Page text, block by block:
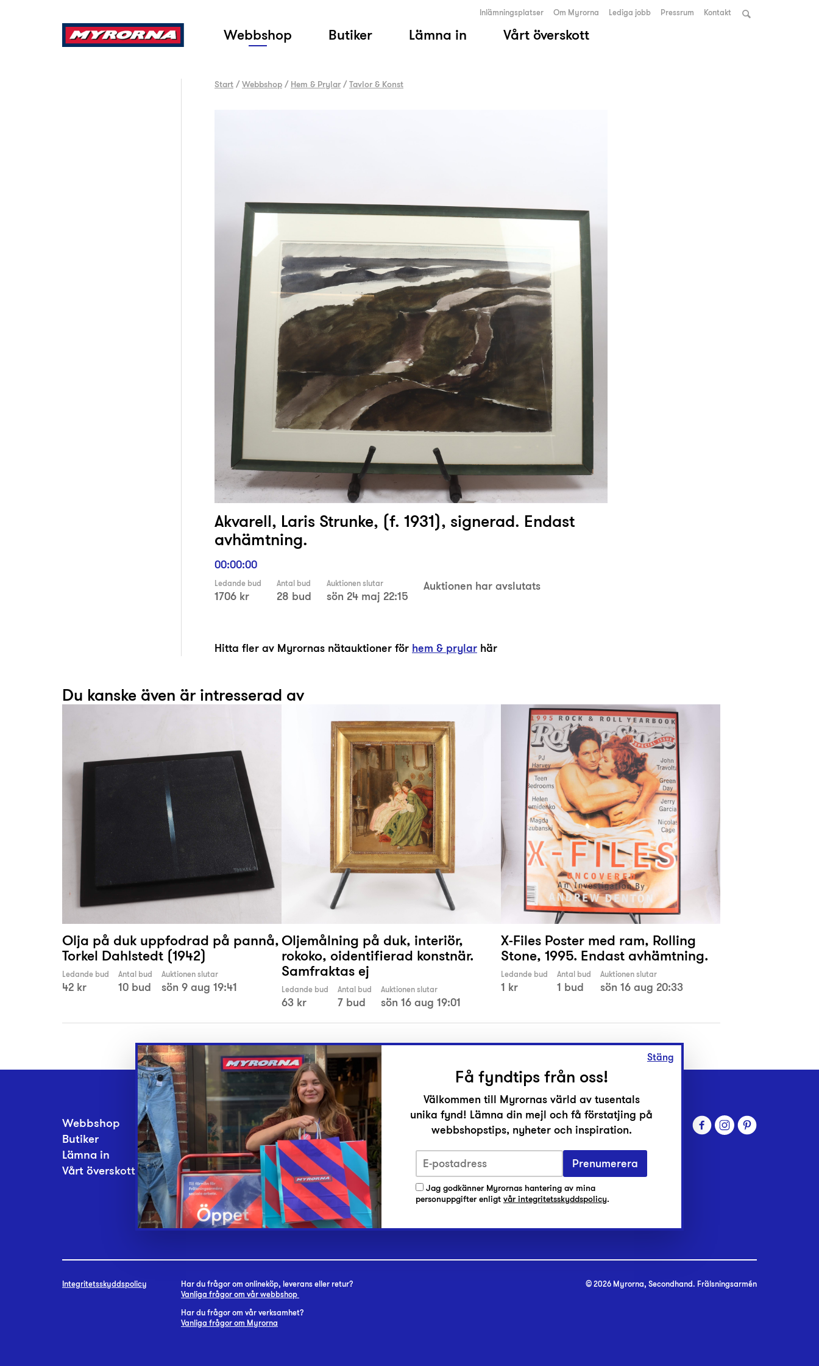
Webbshop Butiker Lämna in Vårt överskott
Inlämningsplatser Om Myrorna Lediga jobb Pressrum Kontakt
Start /Webbshop / Hem & Prylar /Tavlor & Konst
Akvarell, Laris Strunke, (f. 1931), signerad. Endast
avhämtning.
00:00:00
Ledande bud
1706 kr
Antal bud
28 bud
Auktionen slutar
sön 24 maj 22:15
Auktionen har avslutats
Hitta fler av Myrornas nätauktioner för hem & prylar här
Du kanske även är intresserad av
Olja på duk uppfodrad på pannå,
Torkel Dahlstedt (1942)
Ledande bud
42 kr
Antal bud
10 bud
Auktionen slutar
sön 9 aug 19:41
Oljemålning på duk, interiör,
rokoko, oidentifierad konstnär.
Samfraktas ej
Ledande bud
63 kr
Antal bud
7 bud
Auktionen slutar
sön 16 aug 19:01
X-Files Poster med ram, Rolling
Stone, 1995. Endast avhämtning.
Ledande bud
1 kr
Antal bud
1 bud
Auktionen slutar
sön 16 aug 20:33
Webbshop
Butiker
Lämna in
Vårt överskott
Inlämningsplatser
Om Myrorna
Lediga jobb
Pressrum
Kontakt
Integritetsskyddspolicy
Har du frågor om onlineköp, leverans eller retur?
Vanliga frågor om vår webbshop
Har du frågor om vår verksamhet?
Vanliga frågor om Myrorna
© 2026 Myrorna, Secondhand. Frälsningsarmén
Stäng
Få fyndtips från oss!
Välkommen till Myrornas värld av tusentals
unika fynd! Lämna din mejl och få förstatjing på
webbshopstips, nyheter och inspiration.
Prenumerera
Jag godkänner Myrornas hantering av mina
personuppgifter enligt vår integritetsskyddspolicy.